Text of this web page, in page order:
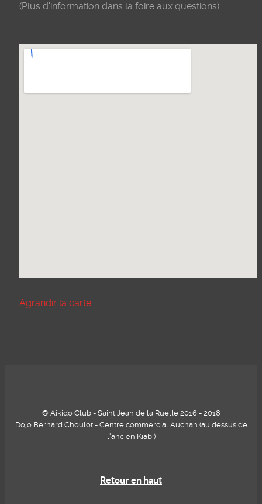
(Plus d'information dans la foire aux questions)
Agrandir la carte
© Aikido Club - Saint Jean de la Ruelle 2016 - 2018
Dojo Bernard Choulot - Centre commercial Auchan (au dessus de
l'ancien Kiabi)
Retour en haut